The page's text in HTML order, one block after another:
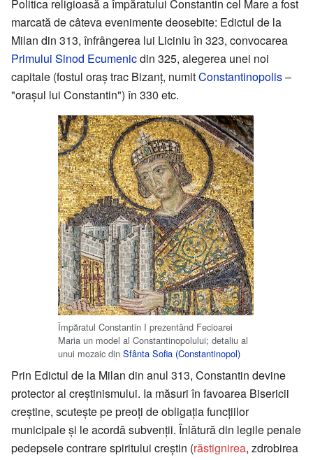
Politica religioasă a împăratului Constantin cel Mare a fost
marcată de câteva evenimente deosebite: Edictul de la
Milan din 313, înfrângerea lui Liciniu în 323, convocarea
Primului Sinod Ecumenicdin 325, alegerea unei noi
capitale (fostul oraș trac Bizanț, numitConstantinopolis–
"orașul lui Constantin") în 330 etc.
Împăratul Constantin I prezentând Fecioarei
Maria un model al Constantinopolului; detaliu al
unui mozaic din Sfânta Sofia (Constantinopol)
Prin Edictul de la Milan din anul 313, Constantin devine
protector al creștinismului. Ia măsuri în favoarea Bisericii
creștine, scutește pe preoți de obligația funcțiilor
municipale și le acordă subvenții. Înlătură din legile penale
pedepsele contrare spiritului creștin (răstignirea, zdrobirea